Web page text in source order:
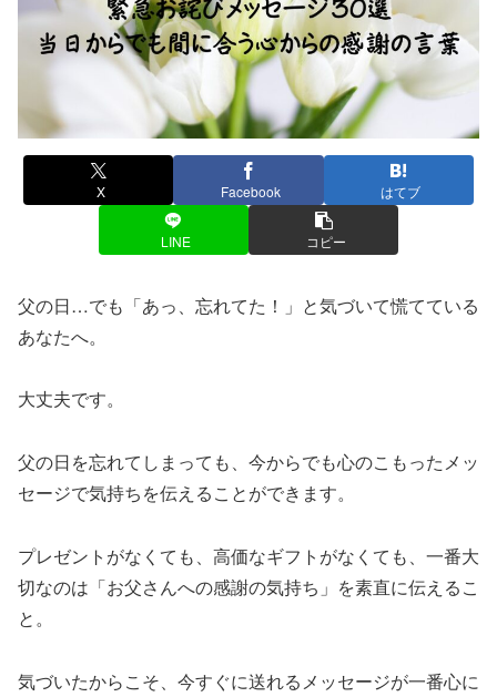
X Facebook はてブ
LINE コピー
父の日…でも「あっ、忘れてた！」と気づいて慌てている
あなたへ。
大丈夫です。
父の日を忘れてしまっても、今からでも心のこもったメッ
セージで気持ちを伝えることができます。
プレゼントがなくても、高価なギフトがなくても、一番大
切なのは「お父さんへの感謝の気持ち」を素直に伝えるこ
と。
気づいたからこそ、今すぐに送れるメッセージが一番心に